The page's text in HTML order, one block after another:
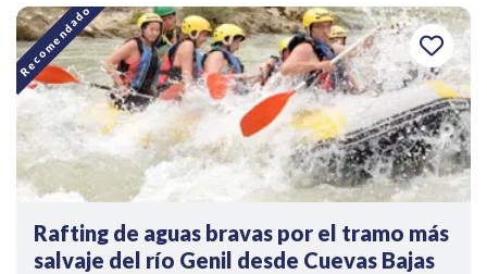
Recomendado
Rafting de aguas bravas por el tramo más
salvaje del río Genil desde Cuevas Bajas